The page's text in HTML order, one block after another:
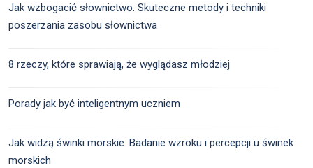
Jak wzbogacić słownictwo: Skuteczne metody i techniki
poszerzania zasobu słownictwa
8 rzeczy, które sprawiają, że wyglądasz młodziej
Porady jak być inteligentnym uczniem
Jak widzą świnki morskie: Badanie wzroku i percepcji u świnek
morskich